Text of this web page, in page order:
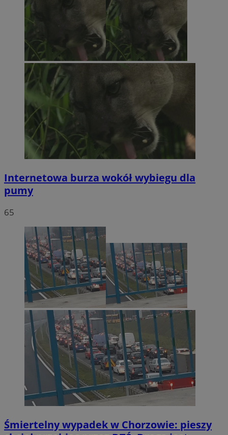
Internetowa burza wokół wybiegu dla
pumy
65
Śmiertelny wypadek w Chorzowie: pieszy